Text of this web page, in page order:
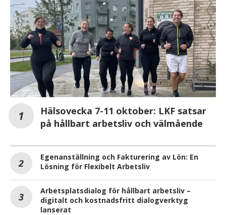
Hälsovecka 7-11 oktober: LKF satsar
på hållbart arbetsliv och välmående
Egenanställning och Fakturering av Lön: En
Lösning för Flexibelt Arbetsliv
Arbetsplatsdialog för hållbart arbetsliv –
digitalt och kostnadsfritt dialogverktyg
lanserat